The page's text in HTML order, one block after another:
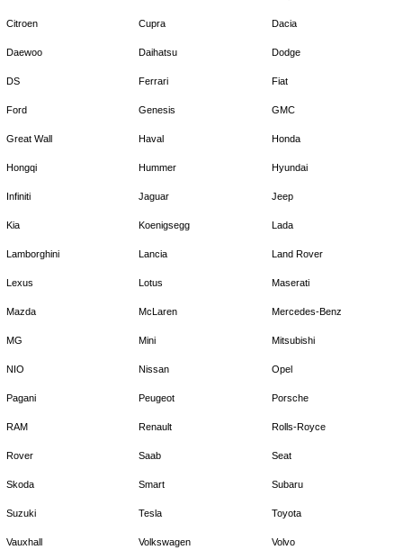
Citroen Cupra Dacia
Daewoo Daihatsu Dodge
DS Ferrari Fiat
Ford Genesis GMC
Great Wall Haval Honda
Hongqi Hummer Hyundai
Infiniti Jaguar Jeep
Kia Koenigsegg Lada
Lamborghini Lancia Land Rover
Lexus Lotus Maserati
Mazda McLaren Mercedes-Benz
MG Mini Mitsubishi
NIO Nissan Opel
Pagani Peugeot Porsche
RAM Renault Rolls-Royce
Rover Saab Seat
Skoda Smart Subaru
Suzuki Tesla Toyota
Vauxhall Volkswagen Volvo